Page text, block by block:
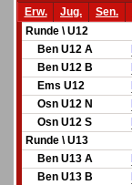
Erw.
Jug. Sen.
Runde \ U12
Ben U12 A
Ben U12 B
Ems U12
Osn U12 N
Osn U12 S
Runde \ U13
Ben U13 A
Ben U13 B